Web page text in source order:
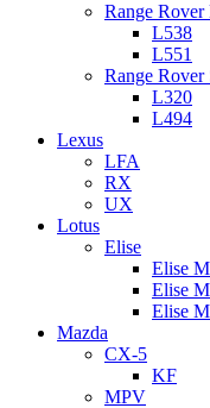
Range Rover
L538
L551
Range Rover
L320
L494
Lexus
LFA
RX
UX
Lotus
Elise
Elise
Elise
Elise
Mazda
CX-5
KF
MPV